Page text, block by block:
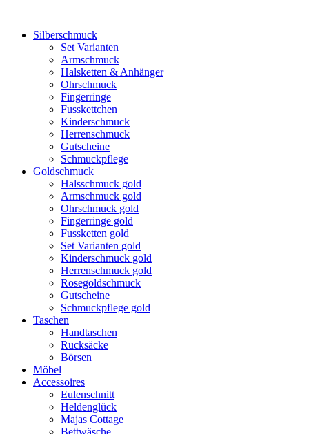
Silberschmuck
Set Varianten
Armschmuck
Halsketten & Anhänger
Ohrschmuck
Fingerringe
Fusskettchen
Kinderschmuck
Herrenschmuck
Gutscheine
Schmuckpflege
Goldschmuck
Halsschmuck gold
Armschmuck gold
Ohrschmuck gold
Fingerringe gold
Fussketten gold
Set Varianten gold
Kinderschmuck gold
Herrenschmuck gold
Rosegoldschmuck
Gutscheine
Schmuckpflege gold
Taschen
Handtaschen
Rucksäcke
Börsen
Möbel
Accessoires
Eulenschnitt
Heldenglück
Majas Cottage
Bettwäsche